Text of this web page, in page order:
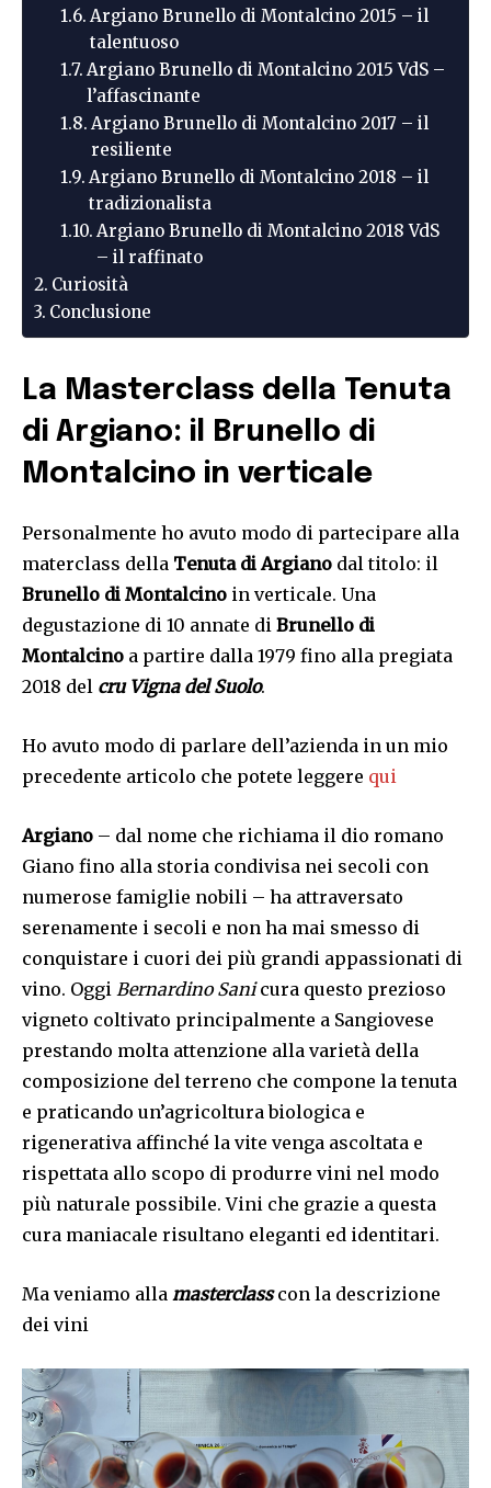
Argiano Brunello di Montalcino 2015 – il
talentuoso
Argiano Brunello di Montalcino 2015 VdS –
l’affascinante
Argiano Brunello di Montalcino 2017 – il
resiliente
Argiano Brunello di Montalcino 2018 – il
tradizionalista
Argiano Brunello di Montalcino 2018 VdS
– il raffinato
Curiosità
Conclusione
La Masterclass della Tenuta
di Argiano: il Brunello di
Montalcino in verticale
Personalmente ho avuto modo di partecipare alla
materclass della Tenuta di Argiano dal titolo: il
Brunello di Montalcino in verticale. Una
degustazione di 10 annate di Brunello di
Montalcino a partire dalla 1979 fino alla pregiata
2018 del cru Vigna del Suolo.
Ho avuto modo di parlare dell’azienda in un mio
precedente articolo che potete leggere qui
Argiano – dal nome che richiama il dio romano
Giano fino alla storia condivisa nei secoli con
numerose famiglie nobili – ha attraversato
serenamente i secoli e non ha mai smesso di
conquistare i cuori dei più grandi appassionati di
vino. Oggi Bernardino Sanicura questo prezioso
vigneto coltivato principalmente a Sangiovese
prestando molta attenzione alla varietà della
composizione del terreno che compone la tenuta
e praticando un’agricoltura biologica e
rigenerativa affinché la vite venga ascoltata e
rispettata allo scopo di produrre vini nel modo
più naturale possibile. Vini che grazie a questa
cura maniacale risultano eleganti ed identitari.
Ma veniamo alla masterclasscon la descrizione
dei vini